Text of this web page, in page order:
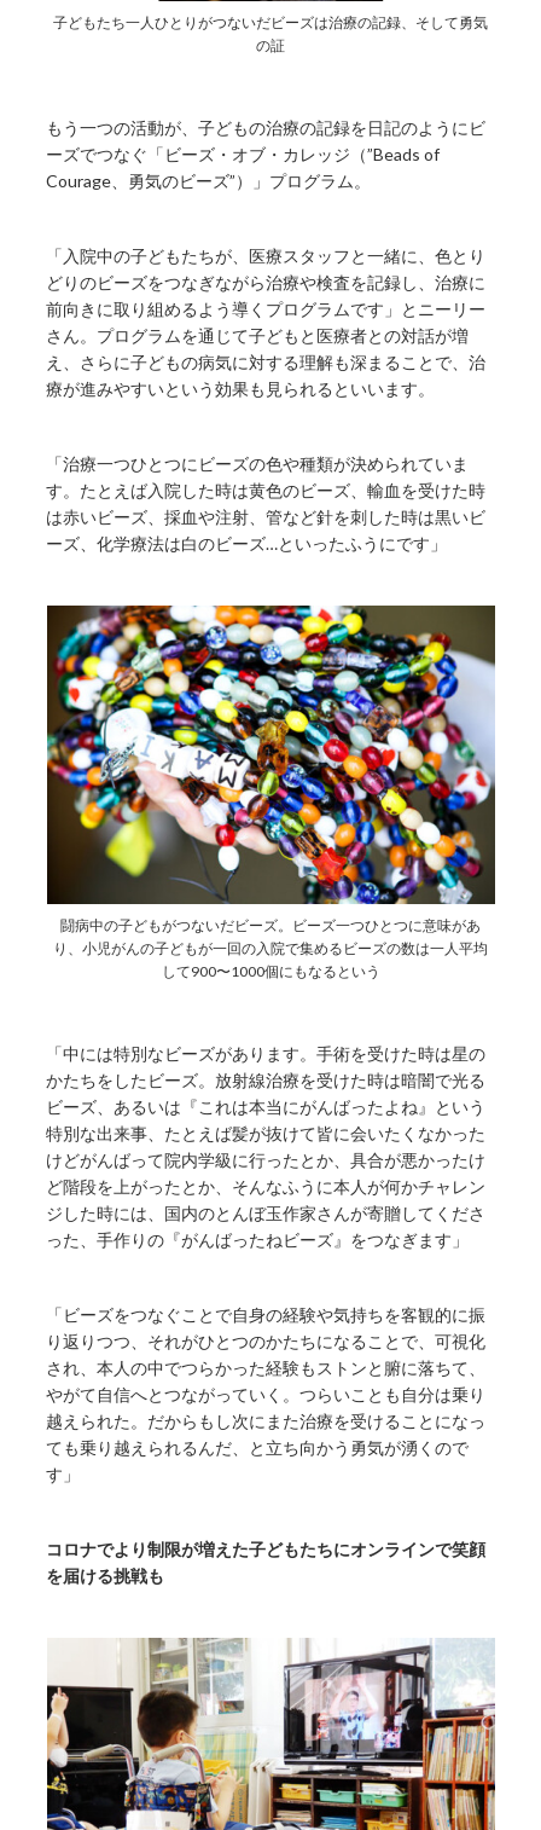
子どもたち一人ひとりがつないだビーズは治療の記録、そして勇気
の証
もう一つの活動が、子どもの治療の記録を日記のようにビ
ーズでつなぐ「ビーズ・オブ・カレッジ（”Beads of
Courage、勇気のビーズ”）」プログラム。
「入院中の子どもたちが、医療スタッフと一緒に、色とり
どりのビーズをつなぎながら治療や検査を記録し、治療に
前向きに取り組めるよう導くプログラムです」とニーリー
さん。プログラムを通じて子どもと医療者との対話が増
え、さらに子どもの病気に対する理解も深まることで、治
療が進みやすいという効果も見られるといいます。
「治療一つひとつにビーズの色や種類が決められていま
す。たとえば入院した時は黄色のビーズ、輸血を受けた時
は赤いビーズ、採血や注射、管など針を刺した時は黒いビ
ーズ、化学療法は白のビーズ…といったふうにです」
闘病中の子どもがつないだビーズ。ビーズ一つひとつに意味があ
り、小児がんの子どもが一回の入院で集めるビーズの数は一人平均
して900〜1000個にもなるという
「中には特別なビーズがあります。手術を受けた時は星の
かたちをしたビーズ。放射線治療を受けた時は暗闇で光る
ビーズ、あるいは『これは本当にがんばったよね』という
特別な出来事、たとえば髪が抜けて皆に会いたくなかった
けどがんばって院内学級に行ったとか、具合が悪かったけ
ど階段を上がったとか、そんなふうに本人が何かチャレン
ジした時には、国内のとんぼ玉作家さんが寄贈してくださ
った、手作りの『がんばったねビーズ』をつなぎます」
「ビーズをつなぐことで自身の経験や気持ちを客観的に振
り返りつつ、それがひとつのかたちになることで、可視化
され、本人の中でつらかった経験もストンと腑に落ちて、
やがて自信へとつながっていく。つらいことも自分は乗り
越えられた。だからもし次にまた治療を受けることになっ
ても乗り越えられるんだ、と立ち向かう勇気が湧くので
す」
コロナでより制限が増えた子どもたちにオンラインで笑顔
を届ける挑戦も